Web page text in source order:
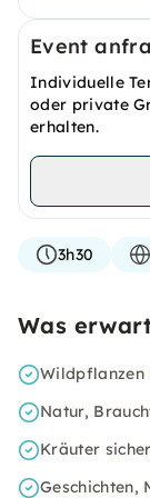
Event
Individuelle
oder private
erhalten.
3h30
Was
Wildpflanzen
Natur,
Kräuter
Geschichten,